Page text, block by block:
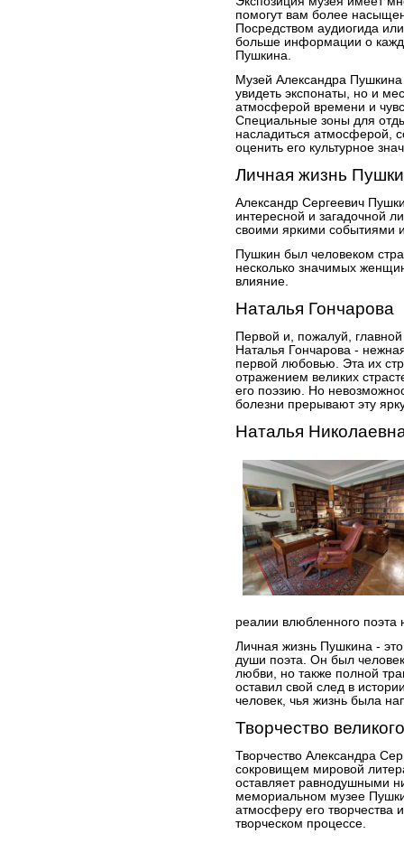
помогут вам более
Посредством аудиогида
больше информации о
Пушкина.
Музей Александра
увидеть экспонаты, но и
атмосферой времени и
Специальные зоны для
насладиться атмосферой,
оценить его культурное
Личная жизнь
Александр Сергеевич
интересной и загадочной
своими яркими событиями
Пушкин был человеком
несколько значимых
влияние.
Наталья Гончарова
Первой и, пожалуй,
Наталья Гончарова -
первой любовью. Эта их
отражением великих
его поэзию. Но
болезни прерывают эту
Наталья
реалии влюбленного поэта
Личная жизнь Пушкина -
души поэта. Он был
любви, но также полной
оставил свой след в
человек, чья жизнь была
Творчество
Творчество Александра
сокровищем мировой
оставляет равнодушными
мемориальном музее
атмосферу его творчества
творческом процессе.